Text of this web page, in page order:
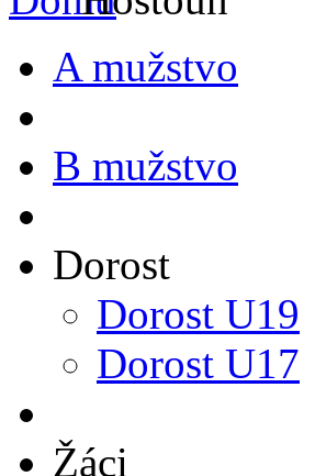
A mužstvo
B mužstvo
Dorost
Dorost U19
Dorost U17
Žáci